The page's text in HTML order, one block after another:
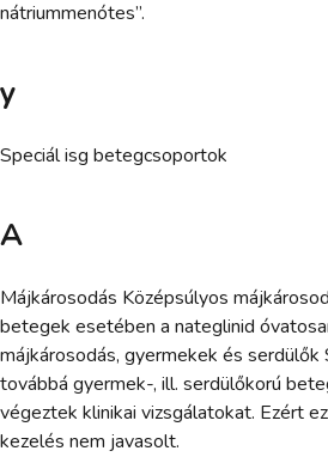
nátriummenótes”.
y
Speciál isg betegcsoportok
A
Májkárosodás Középsúlyos
betegek esetében a nateglinid
májkárosodás, gyermekek és
továbbá gyermek-, ill. serdülőkorú
végeztek klinikai vizsgálatokat. Ezért
kezelés nem javasolt.